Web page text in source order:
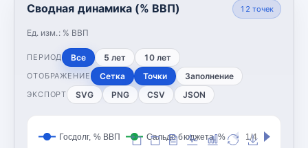
Сводная динамика (% ВВП)
Ед. изм.: % ВВП
12 точек
ПЕРИОД Все 5 лет 10 лет
ОТОБРАЖЕНИЕ Сетка Точки Заполнение
ЭКСПОРТ SVG PNG CSV JSON
Госдолг, % ВВП Сальдо бюджета, % ВВП 1/4